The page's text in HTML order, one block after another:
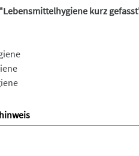
"Lebensmittelhygiene kurz